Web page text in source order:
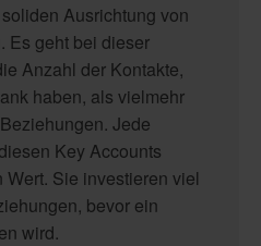
Ausrichtung von
Es geht bei dieser
Anzahl der Kontakte,
haben, als vielmehr
Jede
Key Accounts
Sie investieren viel
bevor ein
wird.